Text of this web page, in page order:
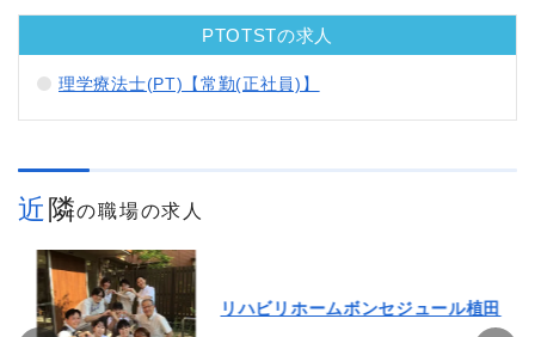
PTOTSTの求人
理学療法士(PT)【常勤(正社員)】
近隣の職場の求人
リハビリホームボンセジュール植田